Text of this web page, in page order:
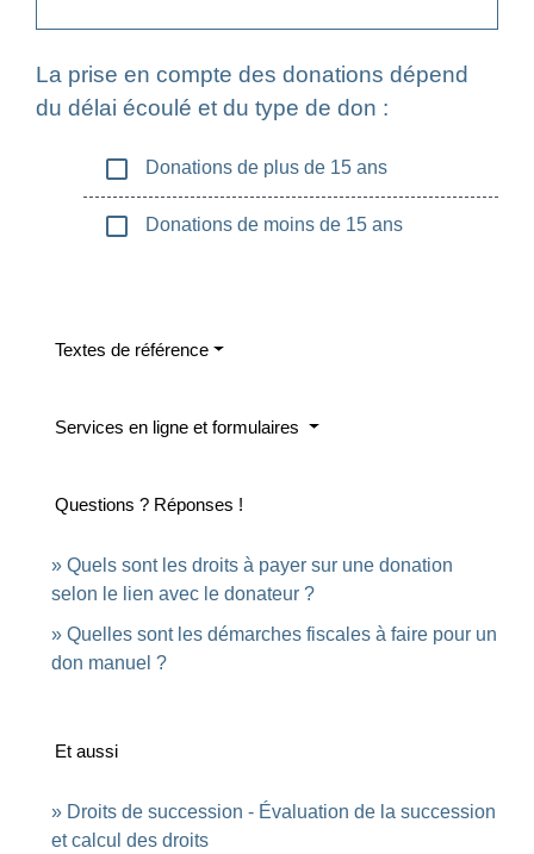
La prise en compte des donations dépend
du délai écoulé et du type de don :
check_box_outline_blank Donations de plus de 15 ans
check_box_outline_blank Donations de moins de 15 ans
Textes de référence
Services en ligne et formulaires
Questions ? Réponses !
Quels sont les droits à payer sur une donation
selon le lien avec le donateur ?
Quelles sont les démarches fiscales à faire pour un
don manuel ?
Et aussi
Droits de succession - Évaluation de la succession
et calcul des droits